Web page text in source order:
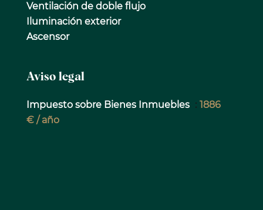
Ventilación de doble flujo
Iluminación exterior
Ascensor
Aviso legal
Impuesto sobre Bienes Inmuebles
1886
€ / año